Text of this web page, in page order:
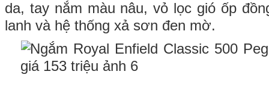
da, tay nắm màu nâu, vỏ lọc gió ốp
lanh và hệ thống xả sơn đen mờ.